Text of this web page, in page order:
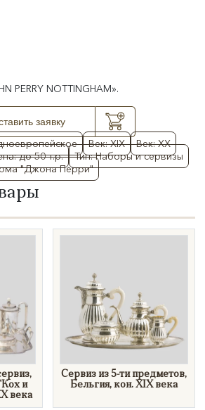
Век: XIX
Век: XX
до 50 т.р.
Тип: Наборы и сервизы
"Джона Перри"
PERRY NOTTINGHAM».
заявку
и
века
Cервиз из 5-ти предметов,
Бельгия, кон. XIX века